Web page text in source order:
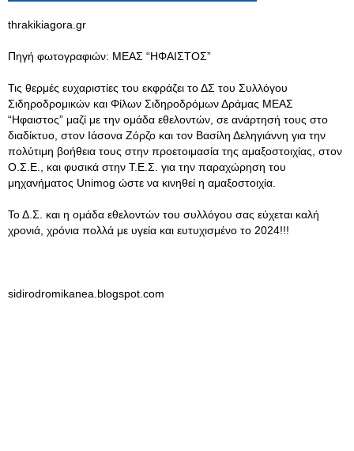
thrakikiagora.gr
Πηγή φωτογραφιών: ΜΕΑΣ “ΗΦΑΙΣΤΟΣ”
Τις θερμές ευχαριστίες του εκφράζει το ΔΣ του Συλλόγου
Σιδηροδρομικών και Φίλων Σιδηροδρόμων Δράμας ΜΕΑΣ
“Ηφαιστος” μαζί με την ομάδα εθελοντών, σε ανάρτησή τους στο
διαδίκτυο, στον Ιάσονα Ζόρζο και τον Βασίλη Δεληγιάννη για την
πολύτιμη βοήθεια τους στην προετοιμασία της αμαξοστοιχίας, στον
Ο.Σ.Ε., και φυσικά στην Τ.Ε.Σ. για την παραχώρηση του
μηχανήματος Unimog ώστε να κινηθεί η αμαξοστοιχία.
Το Δ.Σ. και η ομάδα εθελοντών του συλλόγου σας εύχεται καλή
χρονιά, χρόνια πολλά με υγεία και ευτυχισμένο το 2024!!!
sidirodromikanea.blogspot.com